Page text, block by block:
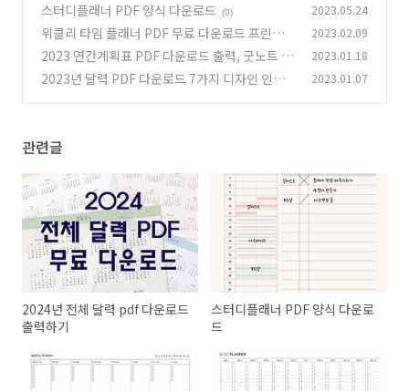
스터디플래너 PDF 양식 다운로드 (0) 2023.05.24
위클리 타임 플래너 PDF 무료 다운로드 프린트
(0)
2023.02.09
2023 연간계획표 PDF 다운로드 출력, 굿노트 4
가지 컬러
(0)
2023.01.18
2023년 달력 PDF 다운로드 7가지 디자인 인쇄
2023.01.07
관련글
2024년 전체 달력 pdf 다운로드
출력하기
스터디플래너 PDF 양식 다운로
드